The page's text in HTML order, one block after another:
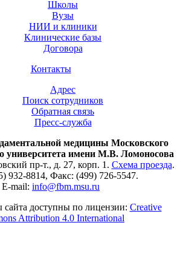
Школы
Вузы
НИИ и клиники
Клинические базы
Договора
Контакты
Адрес
Поиск сотрудников
Обратная связь
Пресс-служба
медицины Московского
университета имени М.В. Ломоносова
пр-т., д. 27, корп. 1. Схема проезда.
932-8814, Факс: (499) 726-5547.
E-mail: info@fbm.msu.ru
сайта доступны по лицензии: Creative
Attribution 4.0 International